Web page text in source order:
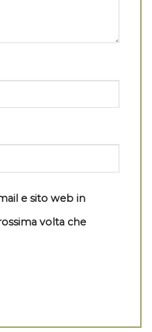
e sito web in
volta che